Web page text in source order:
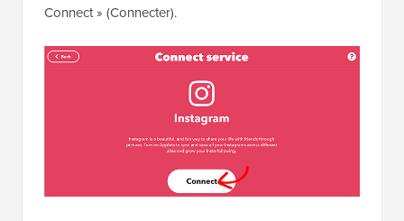
Connect » (Connecter).